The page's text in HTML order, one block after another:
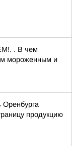
. В чем
мороженным и
продукцию